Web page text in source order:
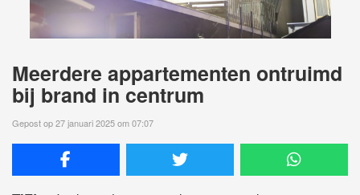
Meerdere appartementen ontruimd
bij brand in centrum
Gepost op 27 januari 2025 om 07:07